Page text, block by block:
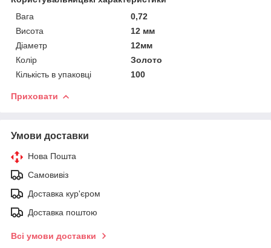
Вага
0,72
Висота
12 мм
Діаметр
12мм
Колір
Золото
Кількість в упаковці
100
Приховати
Умови доставки
Нова Пошта
Самовивіз
Доставка кур'єром
Доставка поштою
Всі умови доставки